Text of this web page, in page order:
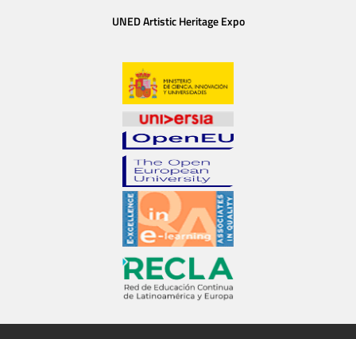
UNED Artistic Heritage Expo